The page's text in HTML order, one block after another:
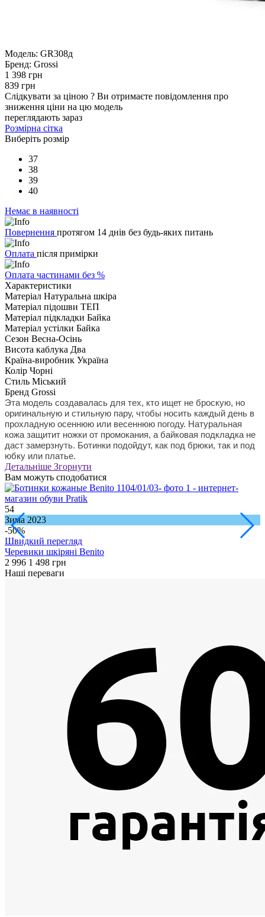
Модель: GR308д
Бренд: Grossi
1 398 грн
839 грн
Слідкувати за ціною ? Ви отримаєте повідомлення про
зниження ціни на цю модель
переглядають зараз
Розмірна сітка
Виберіть розмір
37
38
39
40
Немає в наявності
Повернення протягом 14 днів без будь-яких питань
Оплата після примірки
Оплата частинами без %
Характеристики
Матеріал Натуральна шкіра
Матеріал підошви ТЕП
Матеріал підкладки Байка
Матеріал устілки Байка
Сезон Весна-Осінь
Висота каблука Два
Країна-виробник Україна
Колір Чорні
Стиль Міський
Бренд Grossi
Эта модель создавалась для тех, кто ищет не броскую, но
оригинальную и стильную пару, чтобы носить каждый день в
прохладную осеннюю или весеннюю погоду. Натуральная
кожа защитит ножки от промокания, а байковая подкладка не
даст замерзнуть. Ботинки подойдут, как под брюки, так и под
юбку или платье.
Детальніше Згорнути
Вам можуть сподобатися
54
Зима 2023
-50%
Швидкий перегляд
Черевики шкіряні Benito
2 996 1 498 грн
Наші переваги